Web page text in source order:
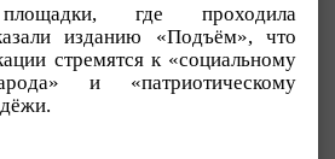
площадки, где проходила
изданию «Подъём», что
стремятся к «социальному
и «патриотическому